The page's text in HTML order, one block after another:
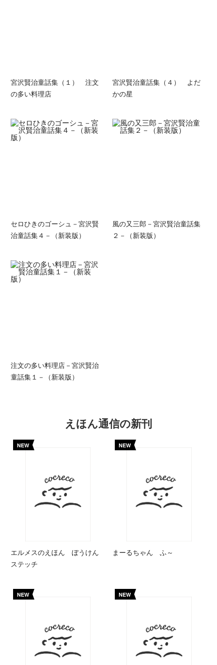
宮沢賢治童話集（１） 注文
の多い料理店
宮沢賢治童話集（４） よだ
かの星
セロひきのゴーシュ－宮沢賢
治童話集４－（新装版）
風の又三郎－宮沢賢治童話集
２－（新装版）
注文の多い料理店－宮沢賢治
童話集１－（新装版）
えほん通信の新刊
NEW
エルメスのえほん ぼうけん
ステッチ
NEW
まーるちゃん ふ～
NEW NEW